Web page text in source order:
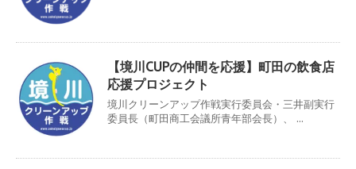
【境川CUPの仲間を応援】町田の飲食店
応援プロジェクト
境川クリーンアップ作戦実行委員会・三井副実行
委員長（町田商工会議所青年部会長）、 ...